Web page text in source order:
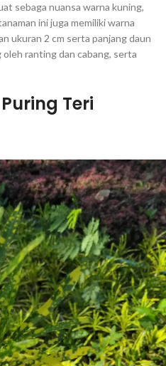
sebaga nuansa warna kuning,
ini juga memiliki warna
ukuran 2 cm serta panjang daun
ranting dan cabang, serta
Teri